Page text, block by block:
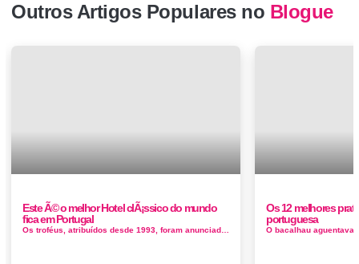
Outros Artigos Populares no Blogue
Este Ã© o melhor Hotel clÃ¡ssico do mundo
fica em Portugal
Os 12 melhores
portuguesa